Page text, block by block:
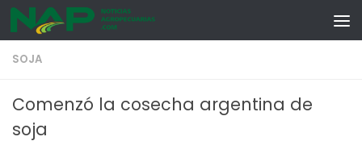
Skip to content
SOJA
Comenzó la cosecha argentina de
soja